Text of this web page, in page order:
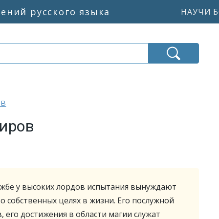
русского языка НАУЧИ
у высоких лордов испытания вынуждают
собственных целях в жизни. Его послужной
достижения в области магии служат